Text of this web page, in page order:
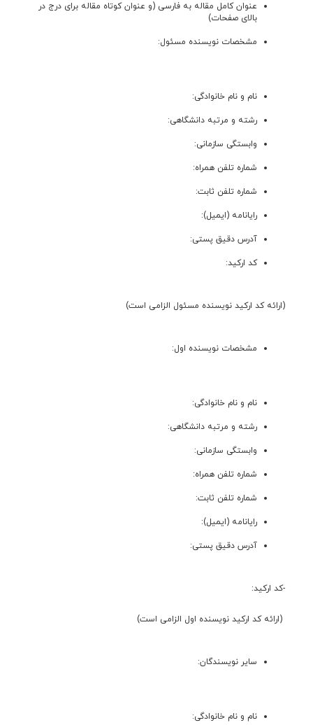
عنوان کامل مقاله به فارسی (و عنوان کوتاه مقاله برای درج در
بالای صفحات)
مشخصات نویسنده مسئول:
نام و نام خانوادگی:
رشته و مرتبه دانشگاهی:
وابستگی سازمانی:
شماره تلفن همراه:
شماره تلفن ثابت:
رایانامه (ایمیل):
آدرس دقیق پستی:
کد ارکید:
(ارائه کد ارکید نویسنده مسئول الزامی است)
مشخصات نویسنده اول:
نام و نام خانوادگی:
رشته و مرتبه دانشگاهی:
وابستگی سازمانی:
شماره تلفن همراه:
شماره تلفن ثابت:
رایانامه (ایمیل):
آدرس دقیق پستی:
-کد ارکید:
(ارائه کد ارکید نویسنده اول الزامی است)
سایر نویسندگان:
نام و نام خانوادگی: